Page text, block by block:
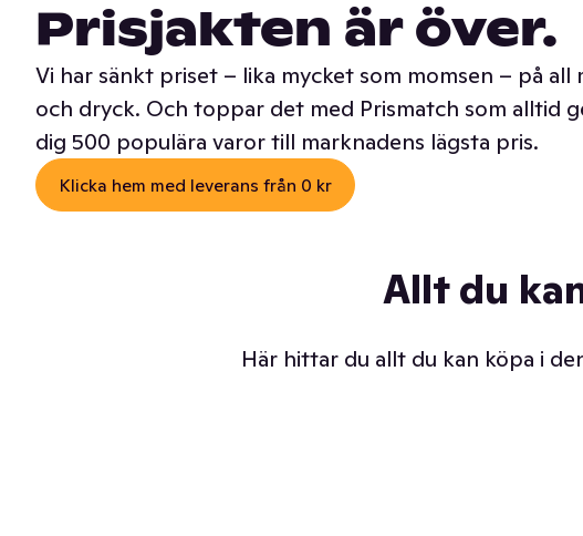
Prisjakten är över.
Vi har sänkt priset – lika mycket som momsen – på all
och dryck. Och toppar det med Prismatch som alltid
dig 500 populära varor till marknadens lägsta pris.
Klicka hem med leverans från 0 kr
Allt du
Här hittar du allt du kan köpa i